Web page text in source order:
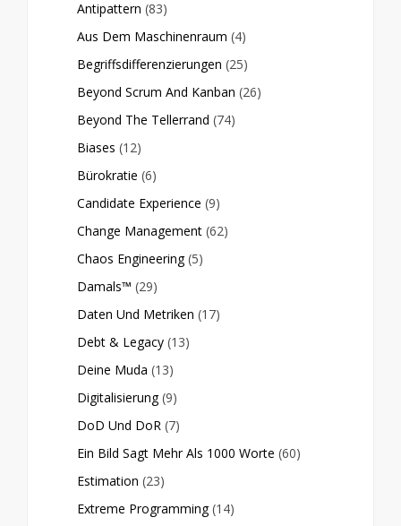
Antipattern (83)
Aus Dem Maschinenraum (4)
Begriffsdifferenzierungen (25)
Beyond Scrum And Kanban (26)
Beyond The Tellerrand (74)
Biases (12)
Bürokratie (6)
Candidate Experience (9)
Change Management (62)
Chaos Engineering (5)
Damals™ (29)
Daten Und Metriken (17)
Debt & Legacy (13)
Deine Muda (13)
Digitalisierung (9)
DoD Und DoR (7)
Ein Bild Sagt Mehr Als 1000 Worte (60)
Estimation (23)
Extreme Programming (14)